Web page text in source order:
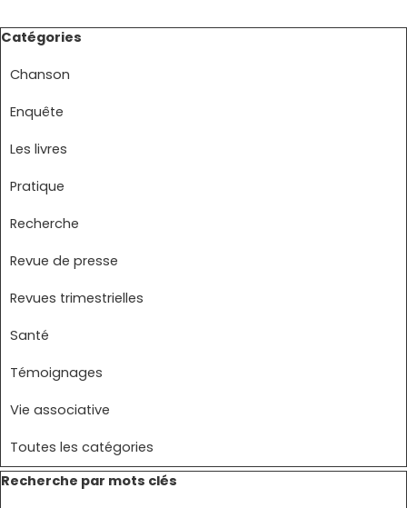
Sauter le bloc Catégories
Catégories
Chanson
Enquête
Les livres
Pratique
Recherche
Revue de presse
Revues trimestrielles
Santé
Témoignages
Vie associative
Toutes les catégories
Sauter le bloc Recherche par mots clés
Recherche par mots clés